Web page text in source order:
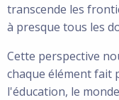
transcende les
à presque tous les
Cette perspective
chaque élément fait
l'éducation, le